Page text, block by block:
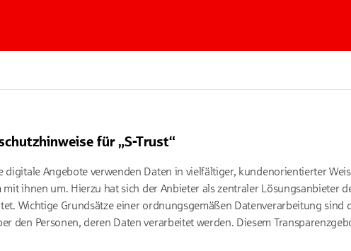
für „S-Trust“
digitale Angebote verwenden Daten in vielfältiger, kundenorientierter
mit ihnen um. Hierzu hat sich der Anbieter als zentraler Lösungsanbieter
Wichtige Grundsätze einer ordnungsgemäßen Datenverarbeitung sind
den Personen, deren Daten verarbeitet werden. Diesem